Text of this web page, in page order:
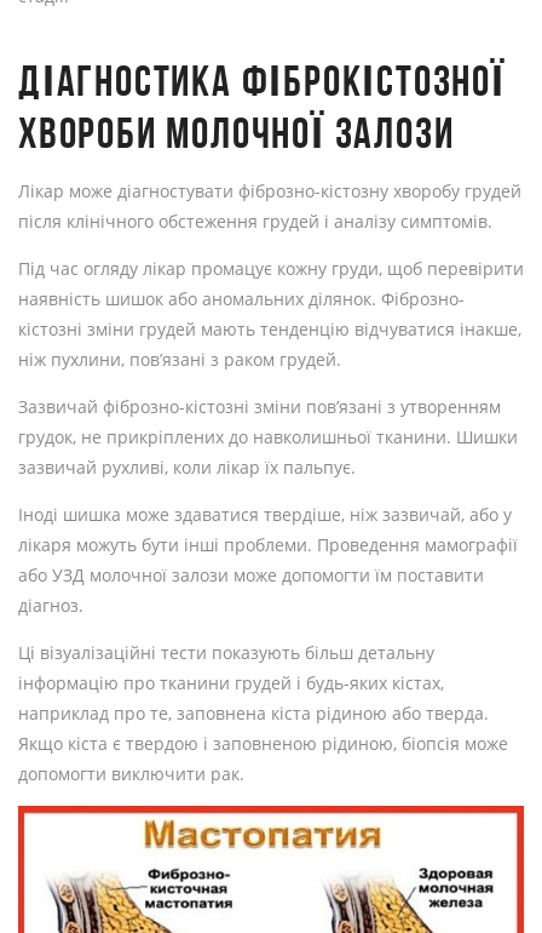
ДІАГНОСТИКА ФІБРОКІСТОЗНОЇ
ХВОРОБИ МОЛОЧНОЇ ЗАЛОЗИ
Лікар може діагностувати фіброзно-кістозну хворобу грудей
після клінічного обстеження грудей і аналізу симптомів.
Під час огляду лікар промацує кожну груди, щоб перевірити
наявність шишок або аномальних ділянок. Фіброзно-
кістозні зміни грудей мають тенденцію відчуватися інакше,
ніж пухлини, пов’язані з раком грудей.
Зазвичай фіброзно-кістозні зміни пов’язані з утворенням
грудок, не прикріплених до навколишньої тканини. Шишки
зазвичай рухливі, коли лікар їх пальпує.
Іноді шишка може здаватися твердіше, ніж зазвичай, або у
лікаря можуть бути інші проблеми. Проведення мамографії
або УЗД молочної залози може допомогти їм поставити
діагноз.
Ці візуалізаційні тести показують більш детальну
інформацію про тканини грудей і будь-яких кістах,
наприклад про те, заповнена кіста рідиною або тверда.
Якщо кіста є твердою і заповненою рідиною, біопсія може
допомогти виключити рак.